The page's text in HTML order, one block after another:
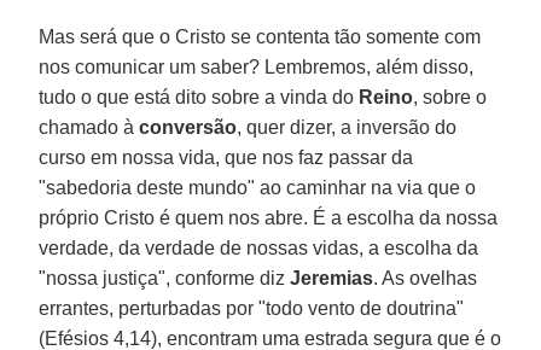
Mas será que o Cristo se contenta tão somente com
nos comunicar um saber? Lembremos, além disso,
tudo o que está dito sobre a vinda do Reino, sobre o
chamado àconversão, quer dizer, a inversão do
curso em nossa vida, que nos faz passar da
"sabedoria deste mundo" ao caminhar na via que o
próprio Cristo é quem nos abre. É a escolha da nossa
verdade, da verdade de nossas vidas, a escolha da
"nossa justiça", conforme dizJeremias. As ovelhas
errantes, perturbadas por "todo vento de doutrina"
(Efésios 4,14), encontram uma estrada segura que é o